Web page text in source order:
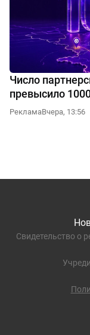
Число
превысило
РекламаВчера, 13:56
Свидетельство о